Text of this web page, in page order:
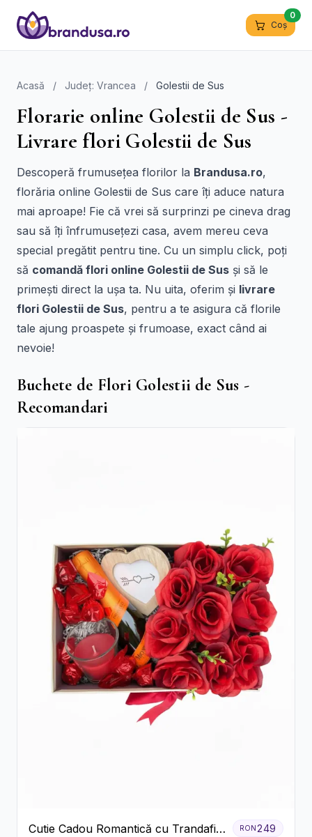
Coș
0
Acasă / Județ: Vrancea / Golestii de Sus
Florarie online Golestii de Sus -
Livrare flori Golestii de Sus
Descoperă frumusețea florilor la Brandusa.ro,
florăria online Golestii de Sus care îți aduce natura
mai aproape! Fie că vrei să surprinzi pe cineva drag
sau să îți înfrumusețezi casa, avem mereu ceva
special pregătit pentru tine. Cu un simplu click, poți
să comandă flori online Golestii de Sus și să le
primești direct la ușa ta. Nu uita, oferim și livrare
flori Golestii de Sus, pentru a te asigura că florile
tale ajung proaspete și frumoase, exact când ai
nevoie!
Buchete de Flori Golestii de Sus -
Recomandari
Cutie Cadou Romantică cu Trandafiri
RON249